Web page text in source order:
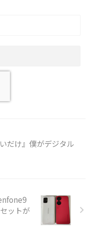
だけ』僕がデジタル
ットが